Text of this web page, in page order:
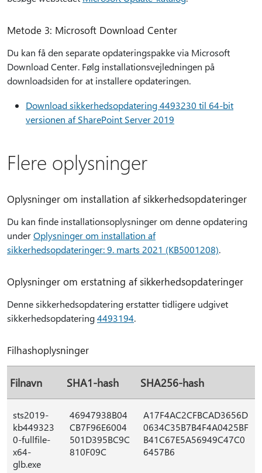
Metode 3: Microsoft Download Center
Du kan få den separate opdateringspakke via Microsoft
Download Center. Følg installationsvejledningen på
downloadsiden for at installere opdateringen.
Download sikkerhedsopdatering 4493230 til 64-bit
versionen af SharePoint Server 2019
Flere oplysninger
Oplysninger om installation af sikkerhedsopdateringer
Du kan finde installationsoplysninger om denne opdatering
underOplysninger om installation af
sikkerhedsopdateringer: 9. marts 2021 (KB5001208).
Oplysninger om erstatning af sikkerhedsopdateringer
Denne sikkerhedsopdatering erstatter tidligere udgivet
sikkerhedsopdatering4493194.
Filhashoplysninger
Filnavn SHA1-hash SHA256-hash
sts2019-
kb449323
0-fullfile-
x64-
glb.exe
46947938B04
CB7F96E6004
501D395BC9C
810F09C
A17F4AC2CFBCAD3656D
0634C35B7B4F4A0425BF
B41C67E5A56949C47C0
6457B6